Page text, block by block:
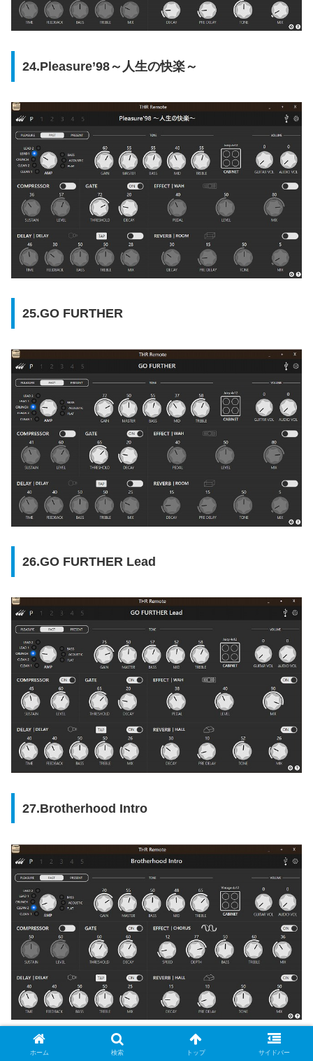
24.Pleasure’98～人生の快楽～
25.GO FURTHER
26.GO FURTHER Lead
27.Brotherhood Intro
28.ギリギリchop (Version 51)
ホーム 検索 トップ サイドバー